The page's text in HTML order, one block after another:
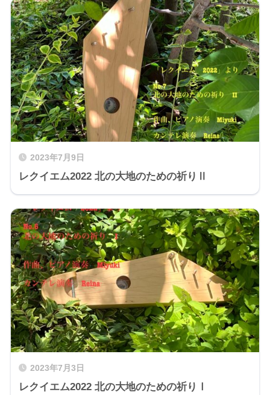
2023年7月9日
レクイエム2022 北の大地のための祈りⅡ
2023年7月3日
レクイエム2022 北の大地のための祈りⅠ